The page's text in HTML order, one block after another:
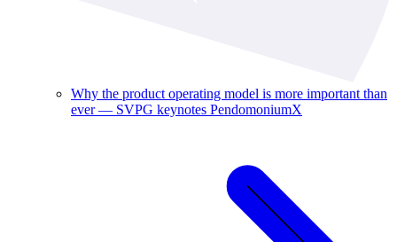
Why the product operating model is more important than
ever — SVPG keynotes PendomoniumX